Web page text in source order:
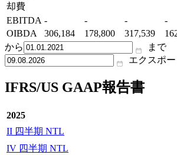
却費
EBITDA - - - -
OIBDA
306,184 178,800 317,539
から
まで
エクスポー
IFRS/US GAAP報告書
2025
II 四半期 NTL
IV 四半期 NTL